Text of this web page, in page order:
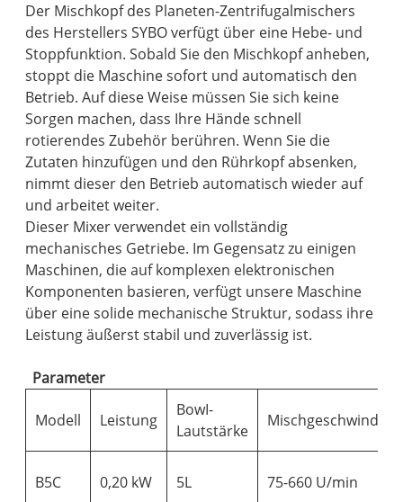
Der Mischkopf des Planeten-Zentrifugalmischers
des Herstellers SYBO verfügt über eine Hebe- und
Stoppfunktion. Sobald Sie den Mischkopf anheben,
stoppt die Maschine sofort und automatisch den
Betrieb. Auf diese Weise müssen Sie sich keine
Sorgen machen, dass Ihre Hände schnell
rotierendes Zubehör berühren. Wenn Sie die
Zutaten hinzufügen und den Rührkopf absenken,
nimmt dieser den Betrieb automatisch wieder auf
und arbeitet weiter.
Dieser Mixer verwendet ein vollständig
mechanisches Getriebe. Im Gegensatz zu einigen
Maschinen, die auf komplexen elektronischen
Komponenten basieren, verfügt unsere Maschine
über eine solide mechanische Struktur, sodass ihre
Leistung äußerst stabil und zuverlässig ist.
Parameter
Modell Leistung
BowI-
Lautstärke
B5C 0,20 kW 5L 75-660 U/min